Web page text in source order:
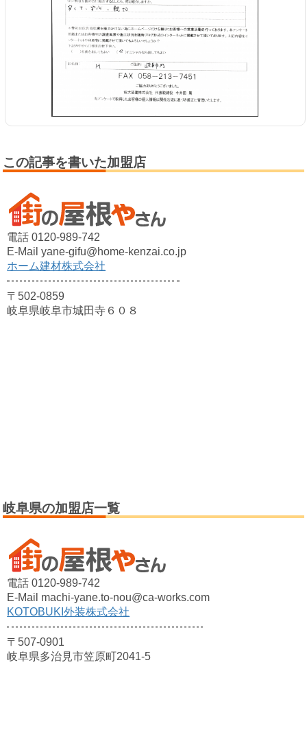
この記事を書いた加盟店
電話 0120-989-742
E-Mail yane-gifu@home-kenzai.co.jp
ホーム建材株式会社
〒502-0859
岐阜県岐阜市城田寺６０８
岐阜県の加盟店一覧
電話 0120-989-742
E-Mail machi-yane.to-nou@ca-works.com
KOTOBUKI外装株式会社
〒507-0901
岐阜県多治見市笠原町2041-5